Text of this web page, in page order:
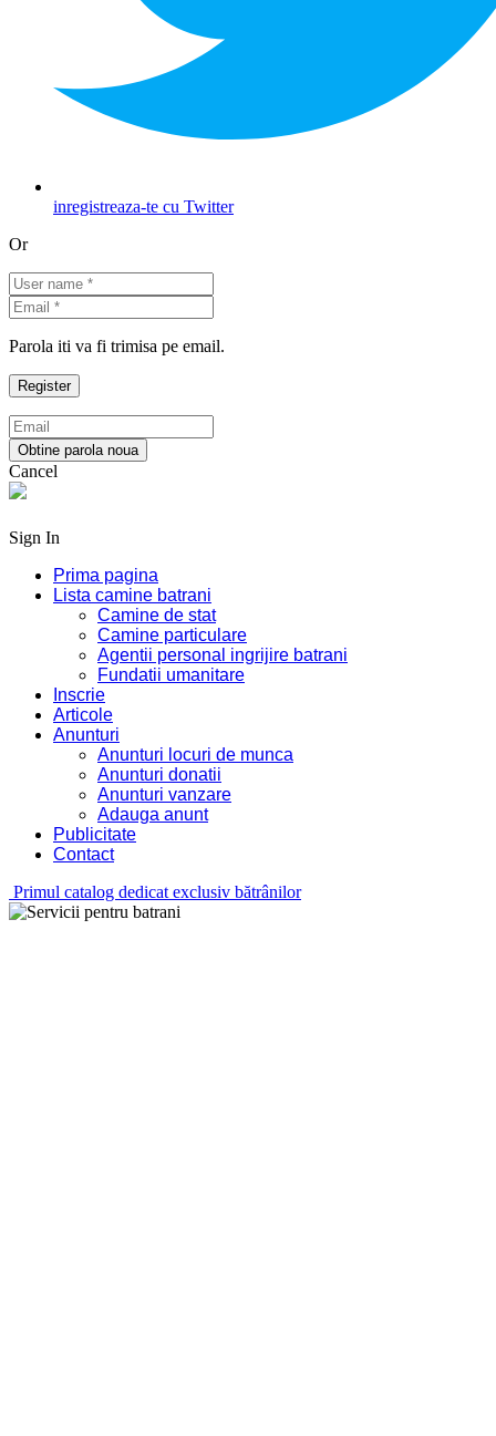
inregistreaza-te cu Twitter
Or
Parola iti va fi trimisa pe email.
Cancel
Sign In
Prima pagina
Lista camine batrani
Camine de stat
Camine particulare
Agentii personal ingrijire batrani
Fundatii umanitare
Inscrie
Articole
Anunturi
Anunturi locuri de munca
Anunturi donatii
Anunturi vanzare
Adauga anunt
Publicitate
Contact
Primul catalog dedicat exclusiv bătrânilor